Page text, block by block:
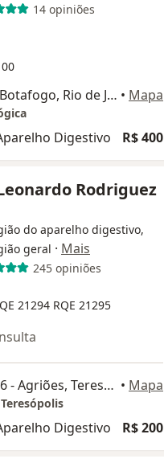
14 opiniões
Rua do Humaitá, 296, Botafogo, Rio de Janeiro • Mapa
Digestivo R$ 400
Rodriguez
do aparelho digestivo,
geral · Mais
245 opiniões
21294 RQE 21295
Rua Carmela Dutra 256 - Agriões, Teresópolis • Mapa
Digestivo R$ 200